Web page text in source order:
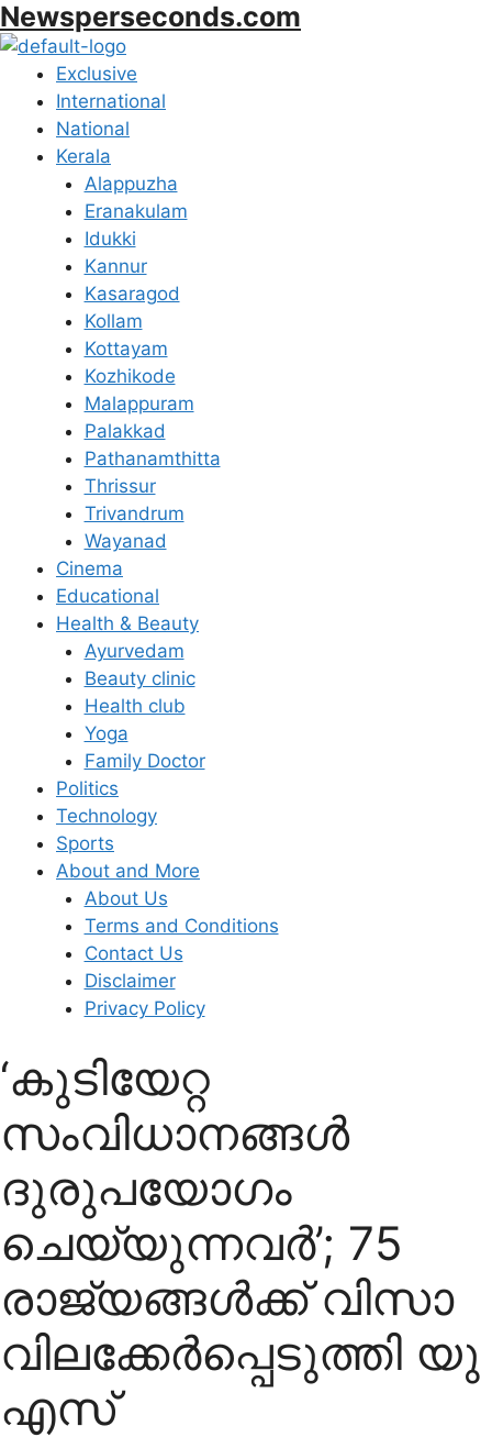
Skip
to
content
Newsperseconds.com
Menu
Exclusive
International
National
Kerala
Alappuzha
Eranakulam
Idukki
Kannur
Kasaragod
Kollam
Kottayam
Kozhikode
Malappuram
Palakkad
Pathanamthitta
Thrissur
Trivandrum
Wayanad
Cinema
Educational
Health & Beauty
Ayurvedam
Beauty clinic
Health club
Yoga
Family Doctor
Politics
Technology
Sports
About and More
About Us
Terms and Conditions
Contact Us
Disclaimer
Privacy Policy
‘കുടിയേറ്റ
സംവിധാനങ്ങള്‍
ദുരുപയോഗം
ചെയ്യുന്നവര്‍’; 75
രാജ്യങ്ങള്‍ക്ക് വിസാ
വിലക്കേര്‍പ്പെടുത്തി യു
എസ്